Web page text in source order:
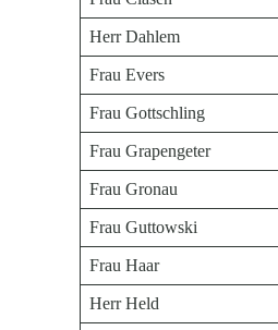
Herr Dahlem
Frau Evers
Frau Gottschling
Frau Grapengeter
Frau Gronau
Frau Guttowski
Frau Haar
Herr Held